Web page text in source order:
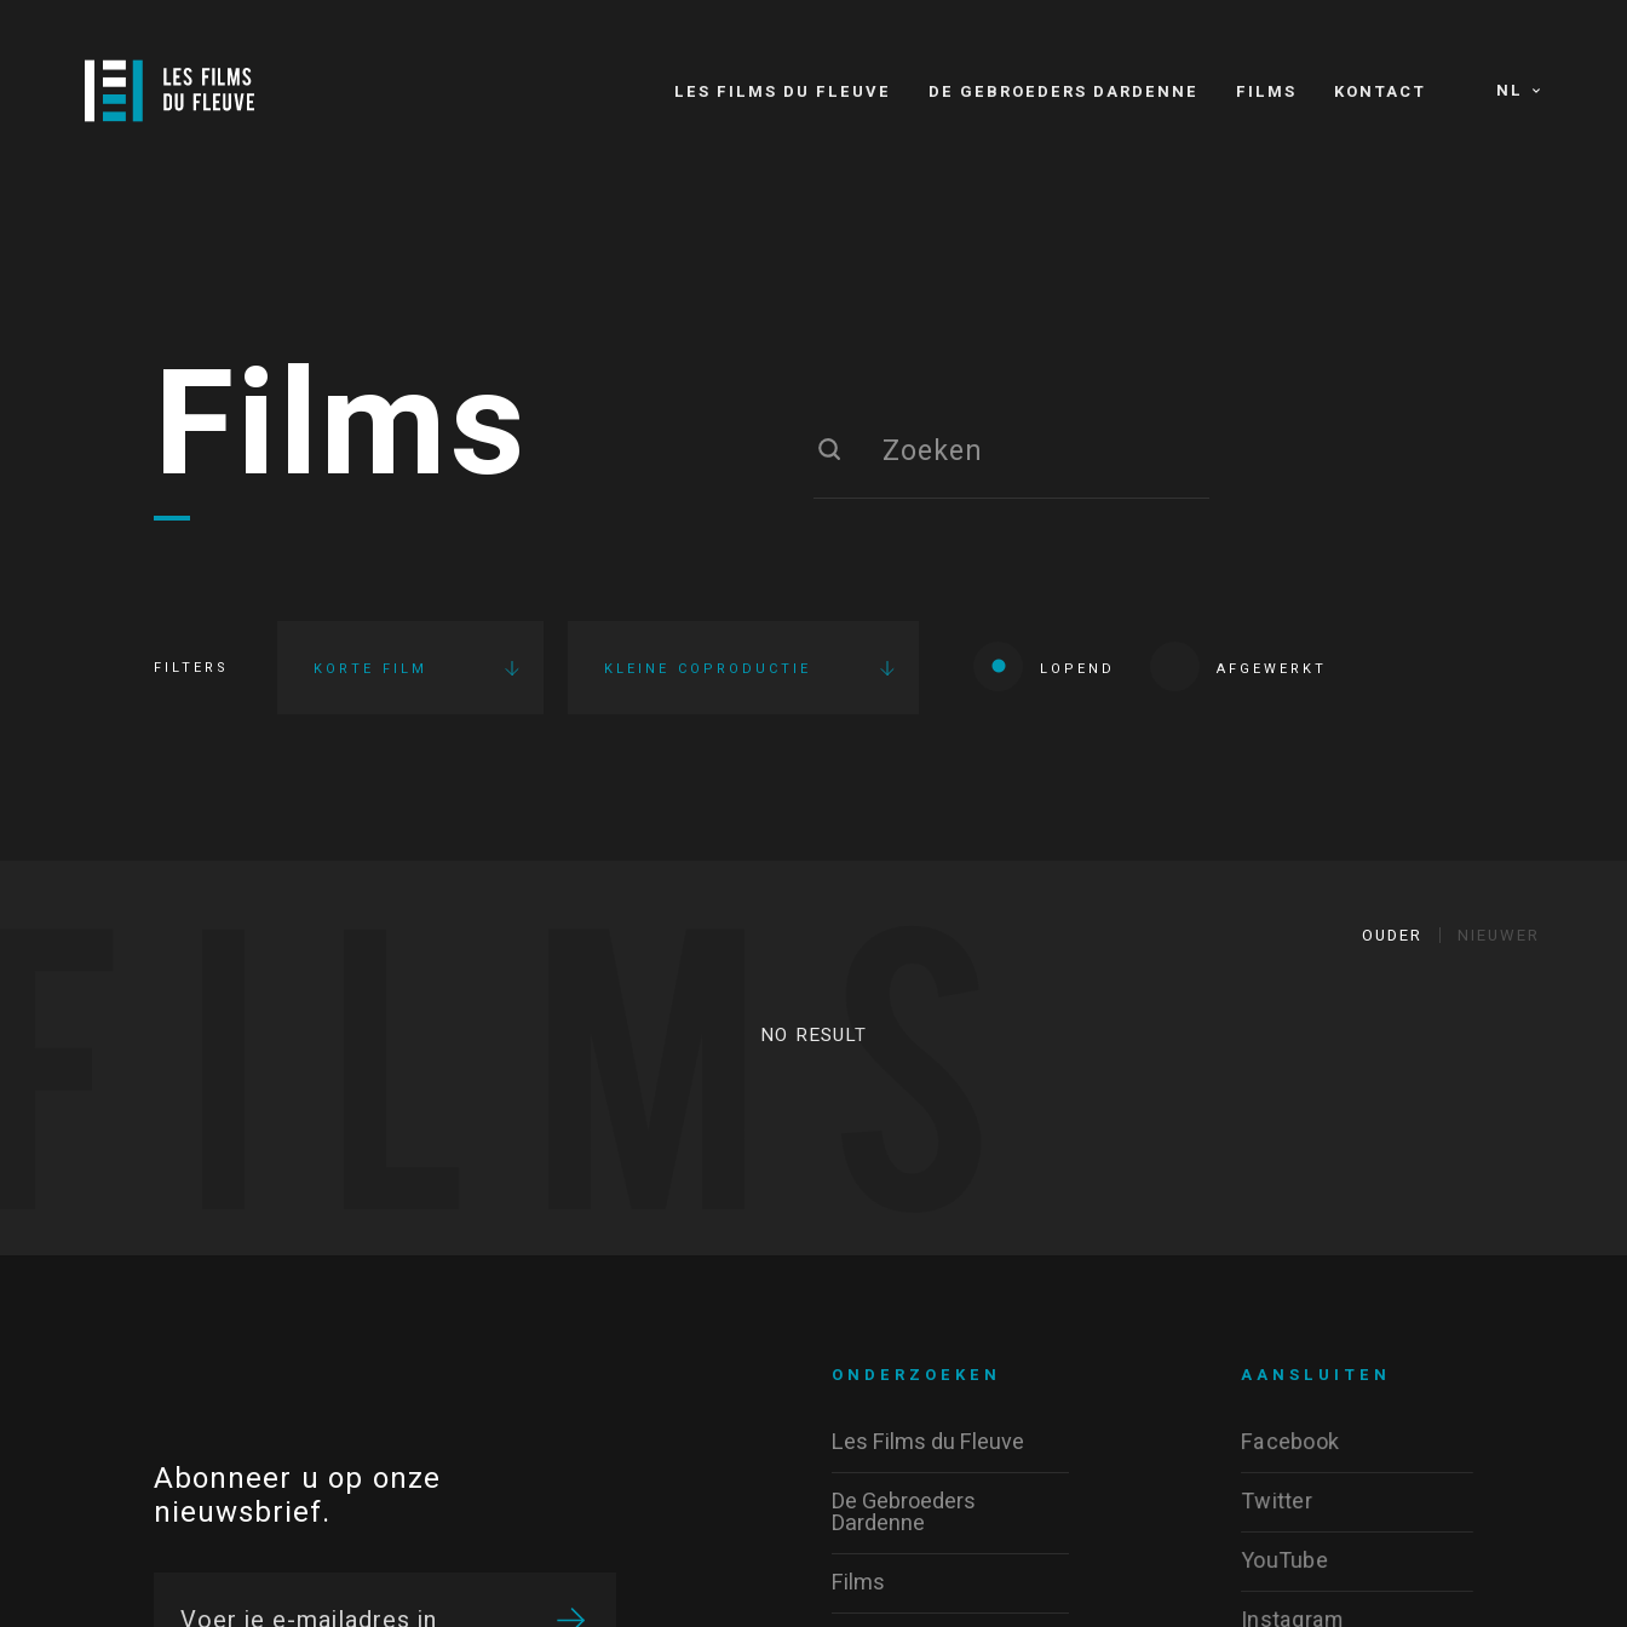
NL
LES FILMS DU FLEUVE DE GEBROEDERS DARDENNE FILMS KONTACT
Films
FILTERS KORTE FILM KLEINE COPRODUCTIE LOPEND AFGEWERKT
OUDER NIEUWER
NO RESULT
Abonneer u op onze
nieuwsbrief.
AANSLUITEN
Facebook
Twitter
YouTube
Instagram
ONDERZOEKEN
Les Films du Fleuve
De Gebroeders
Dardenne
Films